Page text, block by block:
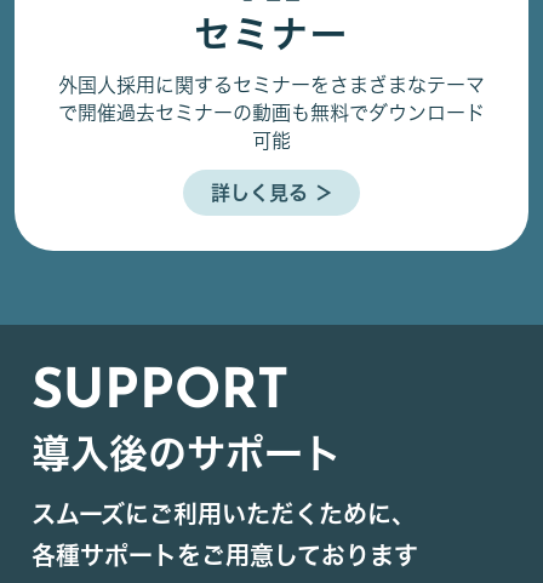
セミナー
外国人採用に関するセミナーをさまざまなテーマ
で開催過去セミナーの動画も無料でダウンロード
可能
詳しく見る ＞
SUPPORT
導入後のサポート
スムーズにご利用いただくために、
各種サポートをご用意しております